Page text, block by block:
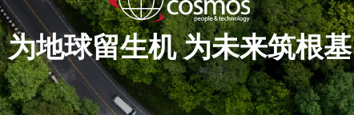
为地球留生机 为未来筑根基